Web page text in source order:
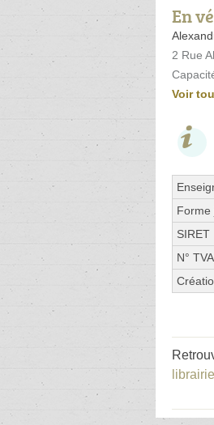
En
2 Rue
Voir
Forme
SIRET
N°